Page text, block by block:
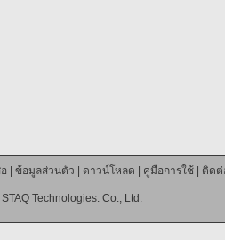
ข้อมูลส่วนตัว ดาวน์โหลด คู่มือการใช้| ติดต่
STAQ Technologies. Co., Ltd.